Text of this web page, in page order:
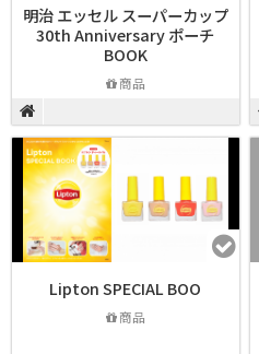
明治 エッセル スーパーカップ
30th Anniversary ポーチ
BOOK
商品
Lipton SPECIAL BOO
商品